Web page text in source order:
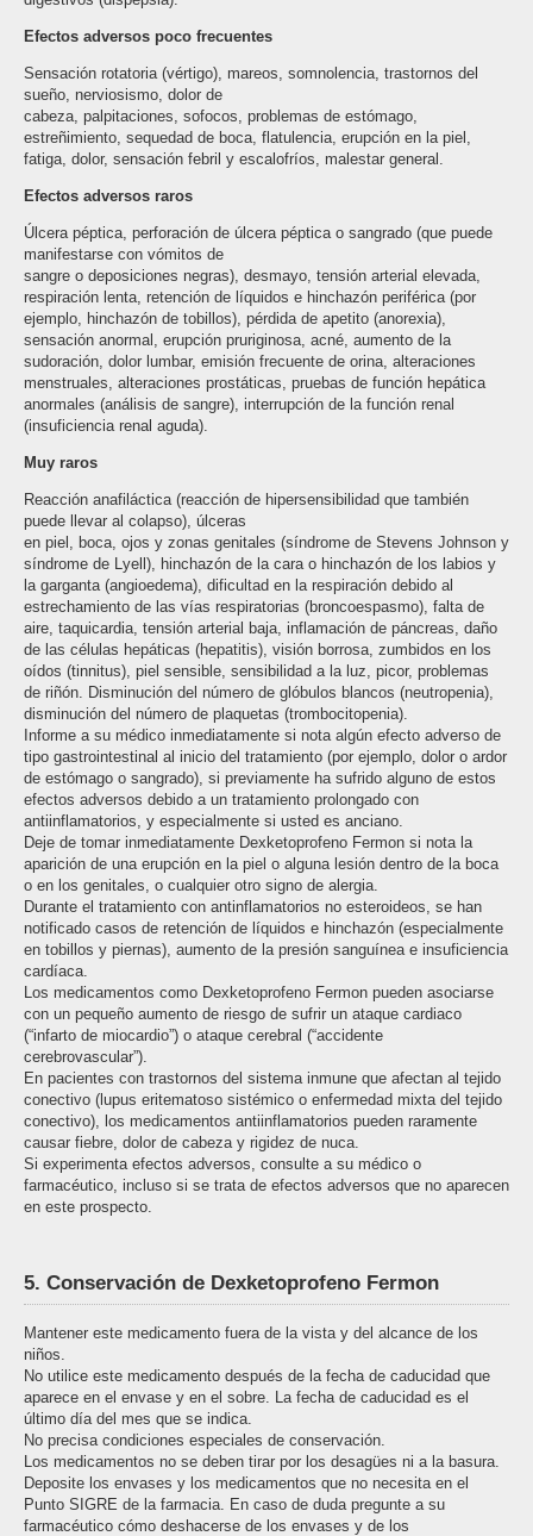
Efectos adversos poco frecuentes
Sensación rotatoria (vértigo), mareos, somnolencia, trastornos del
sueño, nerviosismo, dolor de
cabeza, palpitaciones, sofocos, problemas de estómago,
estreñimiento, sequedad de boca, flatulencia, erupción en la piel,
fatiga, dolor, sensación febril y escalofríos, malestar general.
Efectos adversos raros
Úlcera péptica, perforación de úlcera péptica o sangrado (que puede
manifestarse con vómitos de
sangre o deposiciones negras), desmayo, tensión arterial elevada,
respiración lenta, retención de líquidos e hinchazón periférica (por
ejemplo, hinchazón de tobillos), pérdida de apetito (anorexia),
sensación anormal, erupción pruriginosa, acné, aumento de la
sudoración, dolor lumbar, emisión frecuente de orina, alteraciones
menstruales, alteraciones prostáticas, pruebas de función hepática
anormales (análisis de sangre), interrupción de la función renal
(insuficiencia renal aguda).
Muy raros
Reacción anafiláctica (reacción de hipersensibilidad que también
puede llevar al colapso), úlceras
en piel, boca, ojos y zonas genitales (síndrome de Stevens Johnson y
síndrome de Lyell), hinchazón de la cara o hinchazón de los labios y
la garganta (angioedema), dificultad en la respiración debido al
estrechamiento de las vías respiratorias (broncoespasmo), falta de
aire, taquicardia, tensión arterial baja, inflamación de páncreas, daño
de las células hepáticas (hepatitis), visión borrosa, zumbidos en los
oídos (tinnitus), piel sensible, sensibilidad a la luz, picor, problemas
de riñón. Disminución del número de glóbulos blancos (neutropenia),
disminución del número de plaquetas (trombocitopenia).
Informe a su médico inmediatamente si nota algún efecto adverso de
tipo gastrointestinal al inicio del tratamiento (por ejemplo, dolor o ardor
de estómago o sangrado), si previamente ha sufrido alguno de estos
efectos adversos debido a un tratamiento prolongado con
antiinflamatorios, y especialmente si usted es anciano.
Deje de tomar inmediatamente Dexketoprofeno Fermon si nota la
aparición de una erupción en la piel o alguna lesión dentro de la boca
o en los genitales, o cualquier otro signo de alergia.
Durante el tratamiento con antinflamatorios no esteroideos, se han
notificado casos de retención de líquidos e hinchazón (especialmente
en tobillos y piernas), aumento de la presión sanguínea e insuficiencia
cardíaca.
Los medicamentos como Dexketoprofeno Fermon pueden asociarse
con un pequeño aumento de riesgo de sufrir un ataque cardiaco
(“infarto de miocardio”) o ataque cerebral (“accidente
cerebrovascular”).
En pacientes con trastornos del sistema inmune que afectan al tejido
conectivo (lupus eritematoso sistémico o enfermedad mixta del tejido
conectivo), los medicamentos antiinflamatorios pueden raramente
causar fiebre, dolor de cabeza y rigidez de nuca.
Si experimenta efectos adversos, consulte a su médico o
farmacéutico, incluso si se trata de efectos adversos que no aparecen
en este prospecto.
5. Conservación de Dexketoprofeno Fermon
Mantener este medicamento fuera de la vista y del alcance de los
niños.
No utilice este medicamento después de la fecha de caducidad que
aparece en el envase y en el sobre. La fecha de caducidad es el
último día del mes que se indica.
No precisa condiciones especiales de conservación.
Los medicamentos no se deben tirar por los desagües ni a la basura.
Deposite los envases y los medicamentos que no necesita en el
Punto SIGRE de la farmacia. En caso de duda pregunte a su
farmacéutico cómo deshacerse de los envases y de los